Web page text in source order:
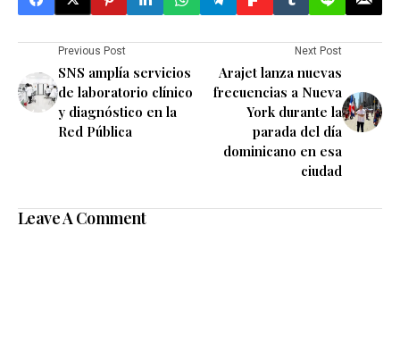
Previous Post
SNS amplía servicios
de laboratorio clínico
y diagnóstico en la
Red Pública
Next Post
Arajet lanza nuevas
frecuencias a Nueva
York durante la
parada del día
dominicano en esa
ciudad
Leave A Comment